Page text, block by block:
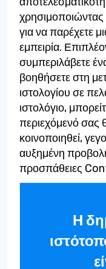
για να παρέχετε
εμπειρία.
συμπεριλάβετε
βοηθήσετε στη
ιστολογίου σε
ιστολόγιο,
περιεχόμενό σας
κοινοποιηθεί,
αυξημένη προβολή
προσπάθειες
Η